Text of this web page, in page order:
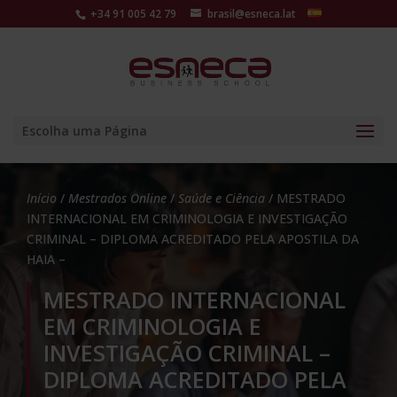
+34 91 005 42 79 brasil@esneca.lat
Escolha uma Página
Início / Mestrados Online / Saúde e Ciência / MESTRADO
INTERNACIONAL EM CRIMINOLOGIA E INVESTIGAÇÃO
CRIMINAL – DIPLOMA ACREDITADO PELA APOSTILA DA
HAIA –
MESTRADO INTERNACIONAL
EM CRIMINOLOGIA E
INVESTIGAÇÃO CRIMINAL –
DIPLOMA ACREDITADO PELA